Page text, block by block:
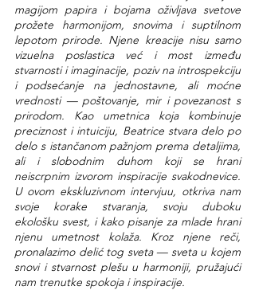
magijom papira i bojama oživljava svetove
prožete harmonijom, snovima i suptilnom
lepotom prirode. Njene kreacije nisu samo
vizuelna poslastica već i most između
stvarnosti i imaginacije, poziv na introspekciju
i podsećanje na jednostavne, ali moćne
vrednosti — poštovanje, mir i povezanost s
prirodom. Kao umetnica koja kombinuje
preciznost i intuiciju, Beatrice stvara delo po
delo s istančanom pažnjom prema detaljima,
ali i slobodnim duhom koji se hrani
neiscrpnim izvorom inspiracije svakodnevice.
U ovom ekskluzivnom intervjuu, otkriva nam
svoje korake stvaranja, svoju duboku
ekološku svest, i kako pisanje za mlade hrani
njenu umetnost kolaža. Kroz njene reči,
pronalazimo delić tog sveta — sveta u kojem
snovi i stvarnost plešu u harmoniji, pružajući
nam trenutke spokoja i inspiracije.